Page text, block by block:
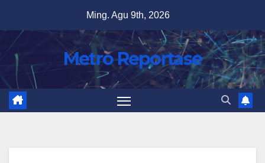
content
Ming. Agu 9th, 2026
Metro Reportase